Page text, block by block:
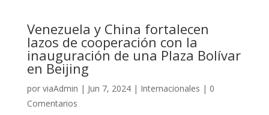
Venezuela y China fortalecen
lazos de cooperación con la
inauguración de una Plaza Bolívar
en Beijing
por viaAdmin | Jun 7, 2024| Internacionales | 0
Comentarios